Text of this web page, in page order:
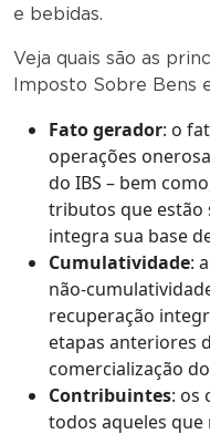
e bebidas.
Veja quais são as
Imposto Sobre Bens
Fato gerador: o
operações
do IBS – bem
tributos que estão
integra sua base
Cumulatividade:
não-
recuperação
etapas anteriores
comercialização
Contribuintes: os
todos aqueles que